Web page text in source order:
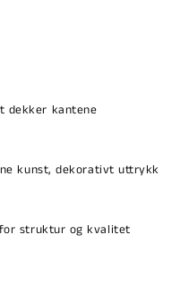
dekker kantene
kunst, dekorativt uttrykk
struktur og kvalitet